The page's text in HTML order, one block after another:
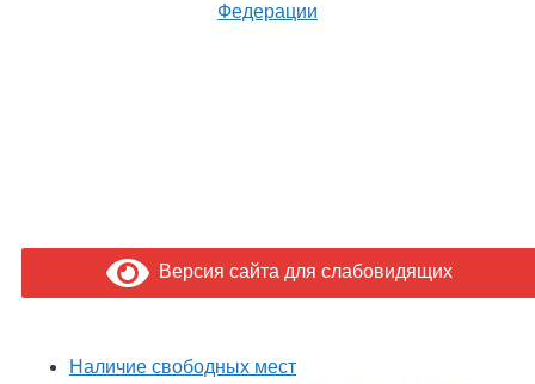
Федерации
Версия сайта для слабовидящих
Наличие свободных мест